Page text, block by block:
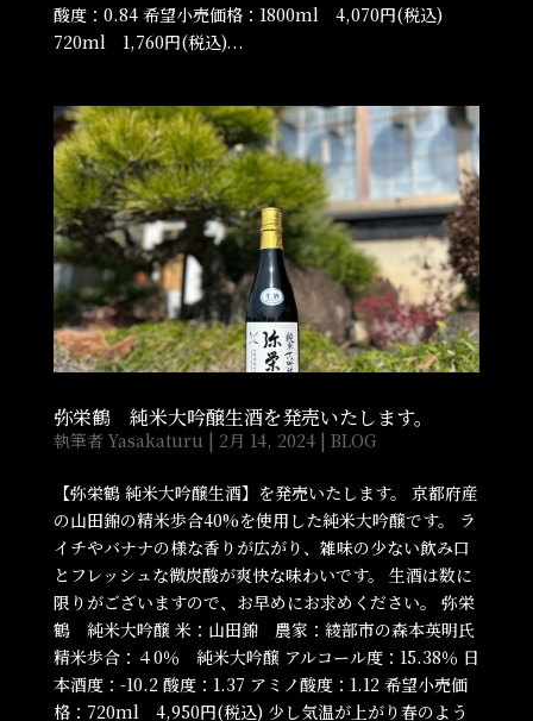
酸度：0.84 希望小売価格：1800ml 4,070円(税込)
720ml 1,760円(税込)...
弥栄鶴 純米大吟醸生酒を発売いたします。
執筆者 Yasakaturu | 2月 14, 2024| BLOG
【弥栄鶴 純米大吟醸生酒】を発売いたします。 京都府産
の山田錦の精米歩合40%を使用した純米大吟醸です。 ラ
イチやバナナの様な香りが広がり、雑味の少ない飲み口
とフレッシュな微炭酸が爽快な味わいです。 生酒は数に
限りがございますので、お早めにお求めください。 弥栄
鶴 純米大吟醸 米：山田錦 農家：綾部市の森本英明氏
精米歩合：４0％ 純米大吟醸 アルコール度：15.38％ 日
本酒度：-10.2 酸度：1.37 アミノ酸度：1.12 希望小売価
格：720ml 4,950円(税込) 少し気温が上がり春のよう